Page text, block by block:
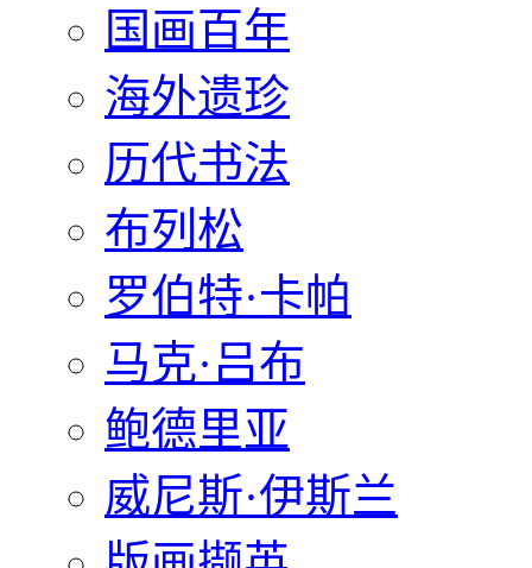
国画百年
海外遗珍
历代书法
布列松
罗伯特·卡帕
马克·吕布
鲍德里亚
威尼斯·伊斯兰